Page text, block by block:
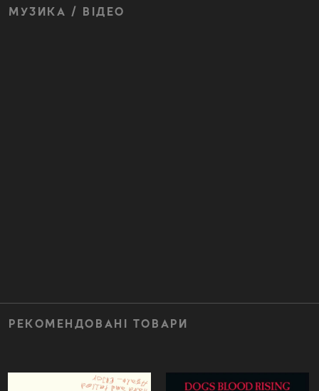
МУЗИКА / ВІДЕО
РЕКОМЕНДОВАНІ ТОВАРИ